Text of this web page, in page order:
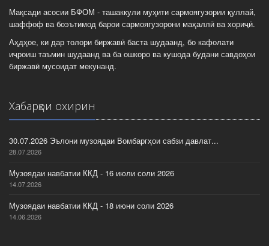
Мақсади асосии БФОМ - ташаккули муҳити сармоягузории қуллай,
шаффоф ва боэътимод барои сармоягузорони маҳаллӣ ва хориҷӣ.
Аҳдҳое, ки дар толори биржавӣ баста шудаанд, бо кафолати
иҷроиш таъмин шудаанд ва ба ошкоро ва кушода будани савдоҳои
биржавӣ мусоидат мекунанд.
Хабарҳои охирин
30.07.2026 Эълони музоядаи Вомбаргҳои сабзи давлат...
28.07.2026
Музоядаи навбатии ККД - 16 июли соли 2026
14.07.2026
Музоядаи навбатии ККД - 18 июни соли 2026
14.06.2026